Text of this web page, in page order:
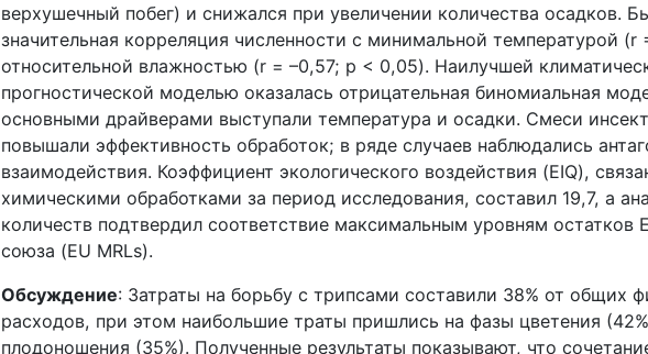
верхушечный побег) и снижался при увеличении количества осадков.
значительная корреляция численности с минимальной температурой (r
относительной влажностью (r = –0,57; p < 0,05). Наилучшей
прогностической моделью оказалась отрицательная биномиальная
основными драйверами выступали температура и осадки. Смеси
повышали эффективность обработок; в ряде случаев наблюдались
взаимодействия. Коэффициент экологического воздействия (EIQ),
химическими обработками за период исследования, составил 19,7, а
количеств подтвердил соответствие максимальным уровням остатков
союза (EU MRLs).
Обсуждение: Затраты на борьбу с трипсами составили 38% от общих
расходов, при этом наибольшие траты пришлись на фазы цветения
плодоношения (35%). Полученные результаты показывают, что